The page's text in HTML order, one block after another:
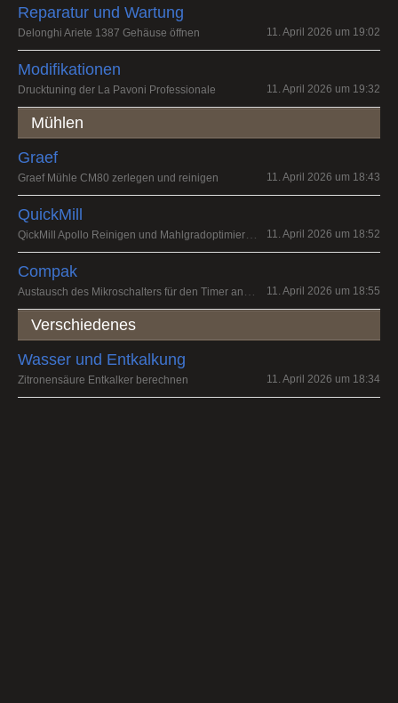
Reparatur und Wartung
Delonghi Ariete 1387 Gehäuse öffnen 11. April 2026 um 19:02
Modifikationen
Drucktuning der La Pavoni Professionale 11. April 2026 um 19:32
Mühlen
Graef
Graef Mühle CM80 zerlegen und reinigen 11. April 2026 um 18:43
QuickMill
11. April 2026 um 18:52
Compak
11. April 2026 um 18:55
Verschiedenes
Wasser und Entkalkung
Zitronensäure Entkalker berechnen 11. April 2026 um 18:34